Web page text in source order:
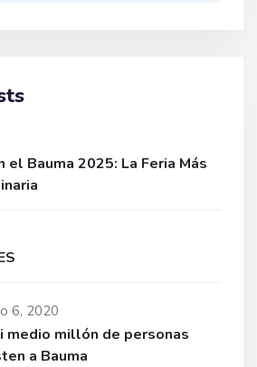
el Bauma 2025: La Feria Más
6, 2020
medio millón de personas
a Bauma